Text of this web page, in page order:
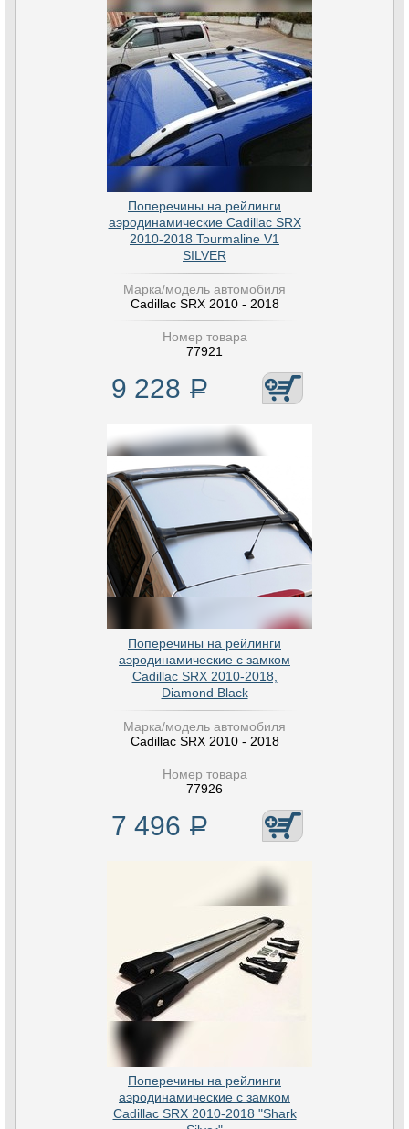
Поперечины на рейлинги
аэродинамические Cadillac SRX
2010-2018 Tourmaline V1
SILVER
Марка/модель автомобиля
Cadillac SRX 2010 - 2018
Номер товара
77921
9 228 Р
Поперечины на рейлинги
аэродинамические с замком
Cadillac SRX 2010-2018,
Diamond Black
Марка/модель автомобиля
Cadillac SRX 2010 - 2018
Номер товара
77926
7 496 Р
Поперечины на рейлинги
аэродинамические с замком
Cadillac SRX 2010-2018 "Shark